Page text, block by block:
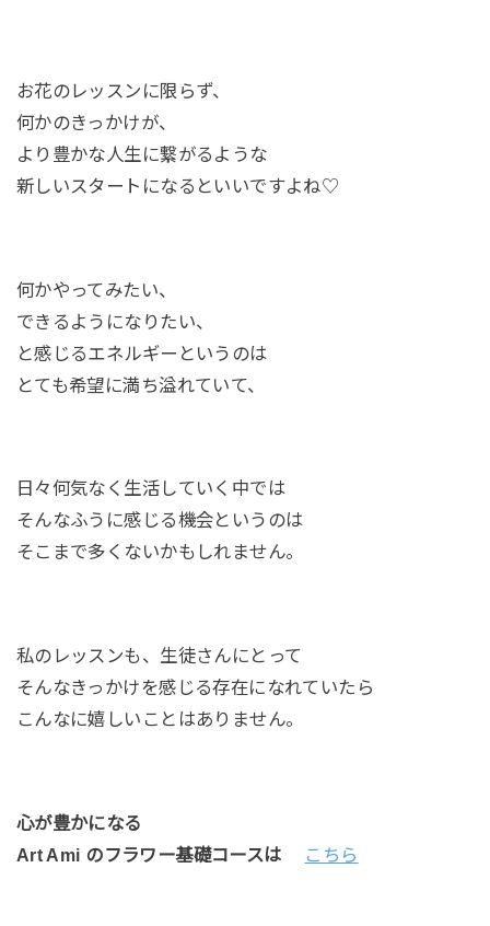
お花のレッスンに限らず、
何かのきっかけが、
より豊かな人生に繋がるような
新しいスタートになるといいですよね♡
何かやってみたい、
できるようになりたい、
と感じるエネルギーというのは
とても希望に満ち溢れていて、
日々何気なく生活していく中では
そんなふうに感じる機会というのは
そこまで多くないかもしれません。
私のレッスンも、生徒さんにとって
そんなきっかけを感じる存在になれていたら
こんなに嬉しいことはありません。
心が豊かになる
Art Ami のフラワー基礎コースは
こちら